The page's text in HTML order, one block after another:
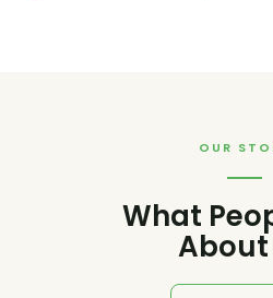
OUR
What
About